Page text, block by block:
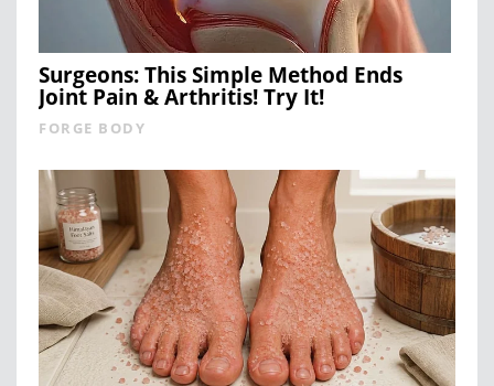
Surgeons: This Simple Method Ends
Joint Pain & Arthritis! Try It!
FORGE BODY